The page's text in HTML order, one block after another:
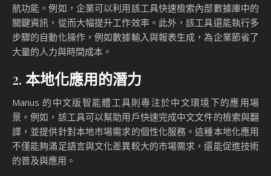
航功能。例如，企業可以利用該工具快速檢索內部數據庫中的
關鍵資訊，從而大幅提升工作效率。此外，該工具還能執行多
步驟的自動化操作，例如數據輸入與報表生成，為企業節省了
大量的人力與時間成本。
2. 本地化應用的潛力
Manus 的中文版智能體工具則專注於中文環境下的應用場
景。例如，該工具可以幫助用戶快速完成中文文件的檢索與翻
譯，並提供針對本地市場需求的個性化服務。這種本地化應用
不僅能夠滿足語言與文化差異較大的市場需求，還能促進技術
的普及與應用。